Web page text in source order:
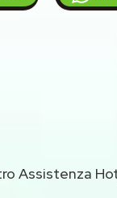
Assistenza